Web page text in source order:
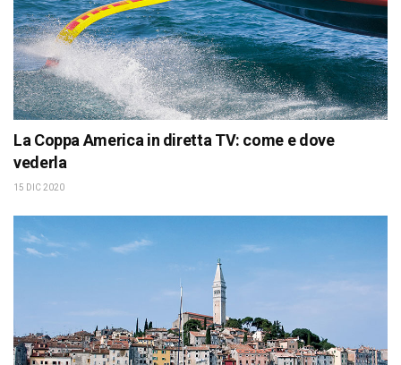
La Coppa America in diretta TV: come e dove
vederla
15 DIC 2020